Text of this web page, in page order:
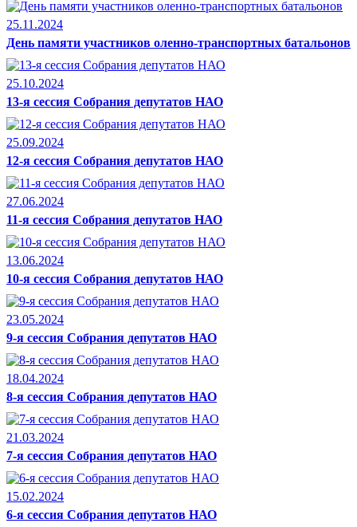
25.11.2024
День памяти участников оленно-транспортных батальонов
25.10.2024
13-я сессия Собрания депутатов НАО
25.09.2024
12-я сессия Собрания депутатов НАО
27.06.2024
11-я сессия Собрания депутатов НАО
13.06.2024
10-я сессия Собрания депутатов НАО
23.05.2024
9-я сессия Собрания депутатов НАО
18.04.2024
8-я сессия Собрания депутатов НАО
21.03.2024
7-я сессия Собрания депутатов НАО
15.02.2024
6-я сессия Собрания депутатов НАО